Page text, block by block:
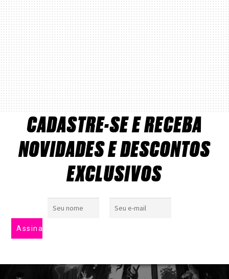
CADASTRE-SE E RECEBA
NOVIDADES E DESCONTOS
EXCLUSIVOS